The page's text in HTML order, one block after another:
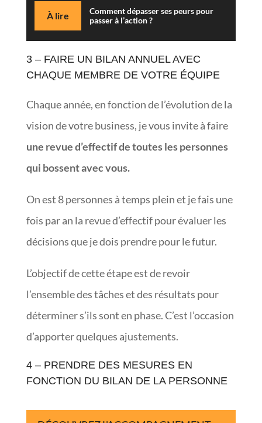
À lire
Comment dépasser ses peurs pour
passer à l’action ?
3 – FAIRE UN BILAN ANNUEL AVEC
CHAQUE MEMBRE DE VOTRE ÉQUIPE
Chaque année, en fonction de l’évolution de la
vision de votre business, je vous invite à faire
une revue d’effectif de toutes les personnes
qui bossent avec vous.
On est 8 personnes à temps plein et je fais une
fois par an la revue d’effectif pour évaluer les
décisions que je dois prendre pour le futur.
L’objectif de cette étape est de revoir
l’ensemble des tâches et des résultats pour
déterminer s’ils sont en phase. C’est l’occasion
d’apporter quelques ajustements.
4 – PRENDRE DES MESURES EN
FONCTION DU BILAN DE LA PERSONNE